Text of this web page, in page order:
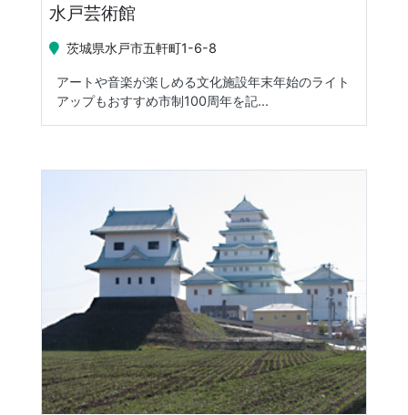
水戸芸術館
茨城県水戸市五軒町1-6-8
アートや音楽が楽しめる文化施設年末年始のライト
アップもおすすめ市制100周年を記...